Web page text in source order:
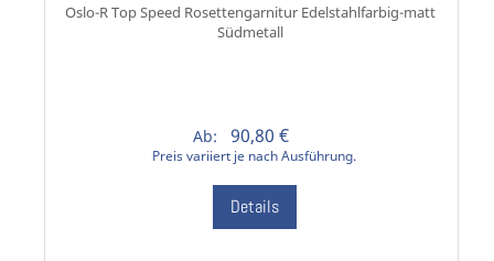
Oslo-R Top Speed Rosettengarnitur Edelstahlfarbig-matt
Südmetall
Ab: 90,80 €
Preis variiert je nach Ausführung.
Details